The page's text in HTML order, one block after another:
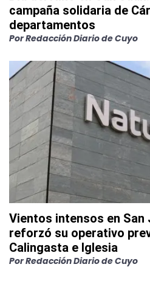
campaña solidaria de
departamentos
PorRedacción Diario de Cuyo
Vientos intensos en San
reforzó su operativo
Calingasta e Iglesia
PorRedacción Diario de Cuyo